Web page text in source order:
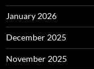
January 2026
December 2025
November 2025